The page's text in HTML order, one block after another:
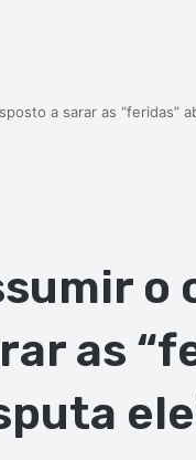
a sarar as “feridas”
o
as